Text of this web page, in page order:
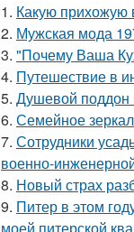
1. Какую прихожую
2. Мужская мода
3. "Почему Ваша
4. Путешествие в
5. Душевой поддон
6. Семейное
7. Сотрудники
военно-
8. Новый страх
9. Питер в этом